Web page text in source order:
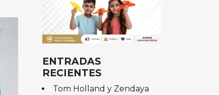
ENTRADAS
RECIENTES
Tom Holland y Zendaya